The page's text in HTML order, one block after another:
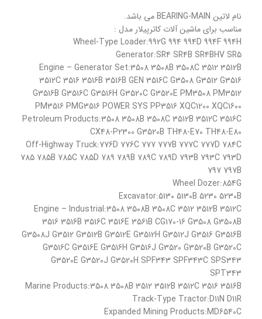
نام لاتین BEARING-MAIN می باشد.
مناسب برای ماشین آلات کاترپیلار مدل :
Wheel-Type Loader:992G 994 994D 994F 994H
Generator:SR4 SR4B SR4BHV SR5
Engine – Generator Set:3508 3508B 3508C 3512 3512B
3512C 3516 3516B 3516B GEN 3516C G3508 G3512 G3516
G3516B G3516C G3516H G3520C G3520E PM3508 PM3512
PM3516 PMG3516 POWER SYS PP3516 XQC1200 XQC1600
Petroleum Products:3508 3508B 3508C 3512B 3512C 3516C
CX48-P2300 G3520B TH48-E70 TH48-E80
Off-Highway Truck:776D 776C 777 777B 777C 777D 784C
785 785B 785C 785D 789 789B 789C 789D 793B 793C 793D
797 797B
Wheel Dozer:854G
Excavator:5130 5130B 5230 5230B
Engine – Industrial:3508 3508B 3508C 3512 3512B 3512C
3516 3516B 3516C 3516E 3561B CG170-16 G3508 G3508B
G3508J G3512 G3512B G3512E G3512H G3512J G3516 G3516B
G3516C G3516E G3516H G3516J G3520 G3520B G3520C
G3520E G3520J G3520H SPF343 SPF343C SPS343
SPT343
Marine Products:3508 3508B 3512 3512B 3512C 3516 3516B
Track-Type Tractor:D11N D11R
Expanded Mining Products:MD6540C